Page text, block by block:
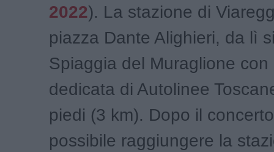
2022). La stazione di
piazza Dante Alighieri, da lì
Spiaggia del Muraglione
dedicata di Autolinee
piedi (3 km). Dopo il
possibile raggiungere la